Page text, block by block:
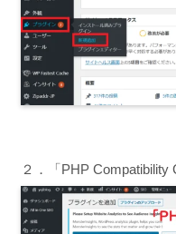
２．「PHP Compatibility